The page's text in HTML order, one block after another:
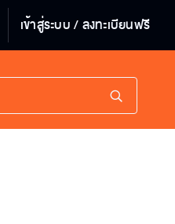
เข้าสู่ระบบ / ลงทะเบียนฟรี